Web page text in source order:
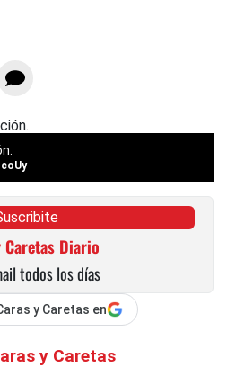
Caretas Diario
todos los días
y Caretas en
y Caretas